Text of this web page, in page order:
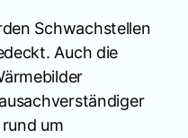
Schwachstellen
Auch die
um